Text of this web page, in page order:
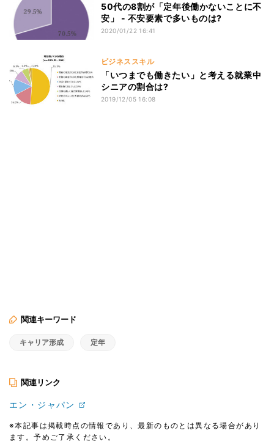
50代の8割が「定年後働かないことに不
安」 - 不安要素で多いものは?
2020/01/22 16:41
ビジネススキル
「いつまでも働きたい」と考える就業中
シニアの割合は?
2019/12/05 16:08
関連キーワード
キャリア形成 定年
関連リンク
エン・ジャパン
※本記事は掲載時点の情報であり、最新のものとは異なる場合があり
ます。予めご了承ください。